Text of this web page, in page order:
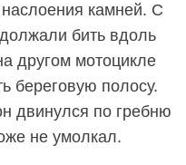
наслоения камней. С
бить вдоль
другом мотоцикле
береговую полосу.
двинулся по гребню
не умолкал.